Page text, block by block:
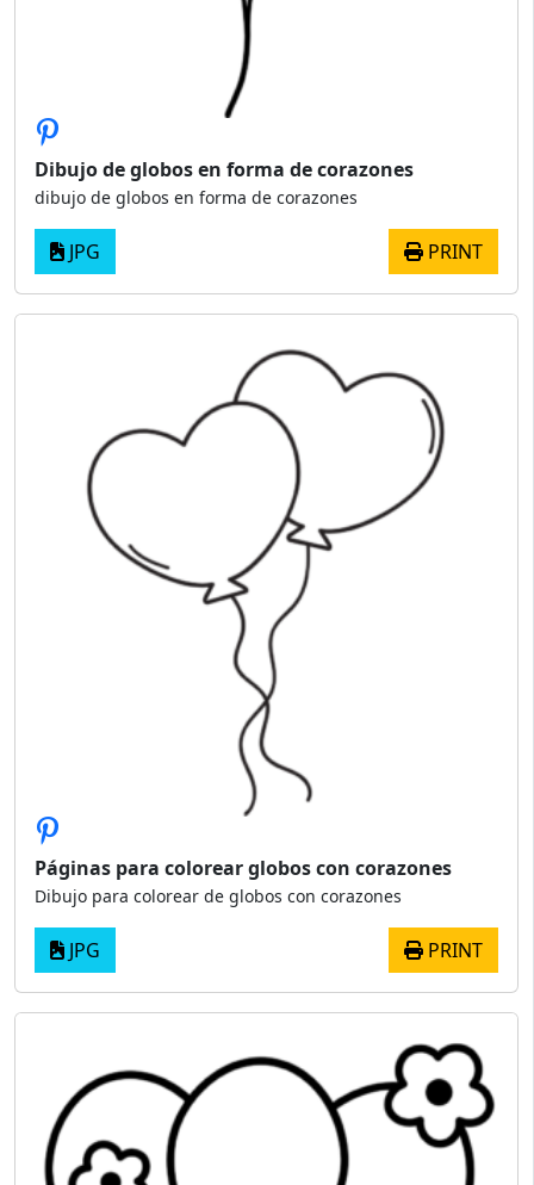
Dibujo de globos en forma de corazones
dibujo de globos en forma de corazones
JPG PRINT
Páginas para colorear globos con corazones
Dibujo para colorear de globos con corazones
JPG PRINT